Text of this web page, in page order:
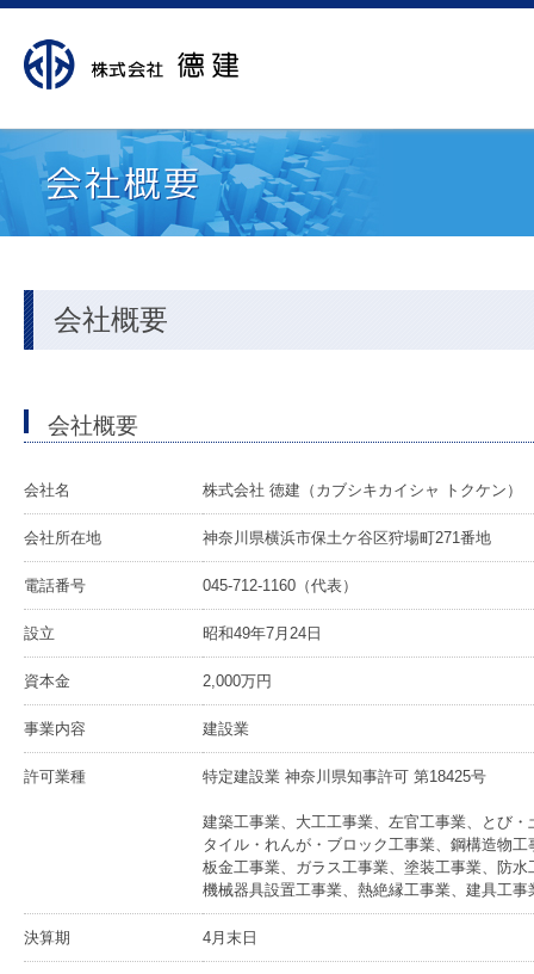
会社概要
会社概要
会社名 株式会社 徳建（カブシキカイシャ トクケン）
会社所在地 神奈川県横浜市保土ケ谷区狩場町271番地
電話番号 045-712-1160（代表）
設立 昭和49年7月24日
資本金 2,000万円
事業内容 建設業
許可業種 特定建設業 神奈川県知事許可 第18425号
建築工事業、大工工事業、左官工事業、とび
タイル・れんが・ブロック工事業、鋼構造物
板金工事業、ガラス工事業、塗装工事業、防
機械器具設置工事業、熱絶縁工事業、建具工事
決算期 4月末日